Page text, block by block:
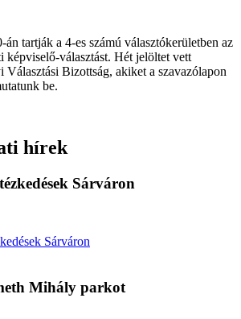
án tartják a 4-es számú választókerületben az
képviselő-választást. Hét jelöltet vett
Választási Bizottság, akiket a szavazólapon
be.
hírek
Sárváron
Mihály parkot